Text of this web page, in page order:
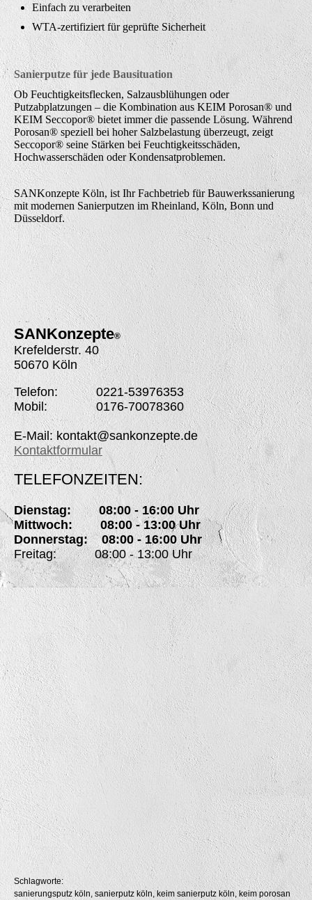
Einfach zu verarbeiten
WTA-zertifiziert für geprüfte Sicherheit
Sanierputze für jede Bausituation
Ob Feuchtigkeitsflecken, Salzausblühungen oder
Putzabplatzungen – die Kombination aus KEIM Porosan® und
KEIM Seccopor® bietet immer die passende Lösung. Während
Porosan® speziell bei hoher Salzbelastung überzeugt, zeigt
Seccopor® seine Stärken bei Feuchtigkeitsschäden,
Hochwasserschäden oder Kondensatproblemen.
SANKonzepte Köln, ist Ihr Fachbetrieb für Bauwerkssanierung
mit modernen Sanierputzen im Rheinland, Köln, Bonn und
Düsseldorf.
SANKonzepte®
Krefelderstr. 40
50670 Köln
Telefon: 0221-53976353
Mobil: 0176-70078360
E-Mail: kontakt@sankonzepte.de
Kontaktformular
TELEFONZEITEN:
Dienstag: 08:00 - 16:00 Uhr
Mittwoch: 08:00 - 13:00 Uhr
Donnerstag: 08:00 - 16:00 Uhr
Freitag: 08:00 - 13:00 Uhr
Schlagworte:
sanierungsputz köln, sanierputz köln, keim sanierputz köln, keim porosan